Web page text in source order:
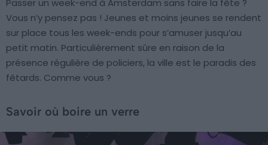
Passer un week-end à Amsterdam sans faire la fête ?
Vous n’y pensez pas ! Jeunes et moins jeunes se rendent
sur place tous les week-ends pour s’amuser jusqu’au
petit matin. Particulièrement sûre en raison de la
présence régulière de policiers, la ville est le paradis des
fêtards. Comme vous ?
Savoir où boire un verre